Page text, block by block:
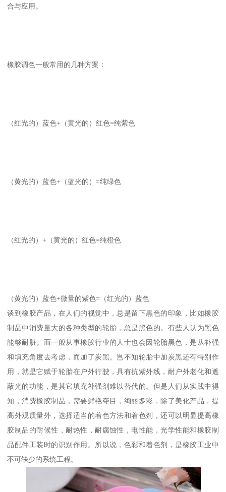
合与应用。
橡胶调色一般常用的几种方案：
（红光的）蓝色+（黄光的）红色=纯紫色
（黄光的）蓝色+（蓝光的）=纯绿色
（红光的）+（黄光的）红色=纯橙色
（黄光的）蓝色+微量的紫色=（红光的）蓝色
谈到橡胶产品，在人们的视觉中，总是留下黒色的印象，比如橡胶
制品中消费量大的各种类型的轮胎，总是黑色的。有些人认为黑色
能够耐脏。而一般从事橡胶行业的人士也会因轮胎黑色，是从补强
和填充角度去考虑，而加了炭黑。岂不知轮胎中加炭黑还有特别作
用，就是它赋于轮胎在户外行驶，具有抗紫外线，耐户外老化和遮
蔽光的功能，是其它填充补强剂难以替代的。但是人们从实践中得
知，消费橡胶制品，需要鲜艳夺目，绚丽多彩，除了美化产品，提
高外观质量外，选择适当的着色方法和着色剂，还可以明显提高橡
胶制品的耐候性，耐热性，耐腐蚀性，电性能，光学性能和橡胶制
品配件工装时的识别作用。所以说，色彩和着色剂，是橡胶工业中
不可缺少的系统工程。